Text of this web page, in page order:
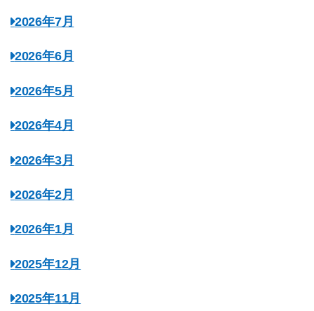
2026年7月
2026年6月
2026年5月
2026年4月
2026年3月
2026年2月
2026年1月
2025年12月
2025年11月